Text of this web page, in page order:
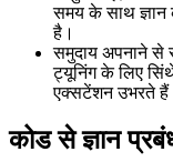
समय के साथ ज्ञान
है।
समुदाय अपनाने से
ट्यूनिंग के लिए
एक्सटेंशन उभरते
कोड से ज्ञान